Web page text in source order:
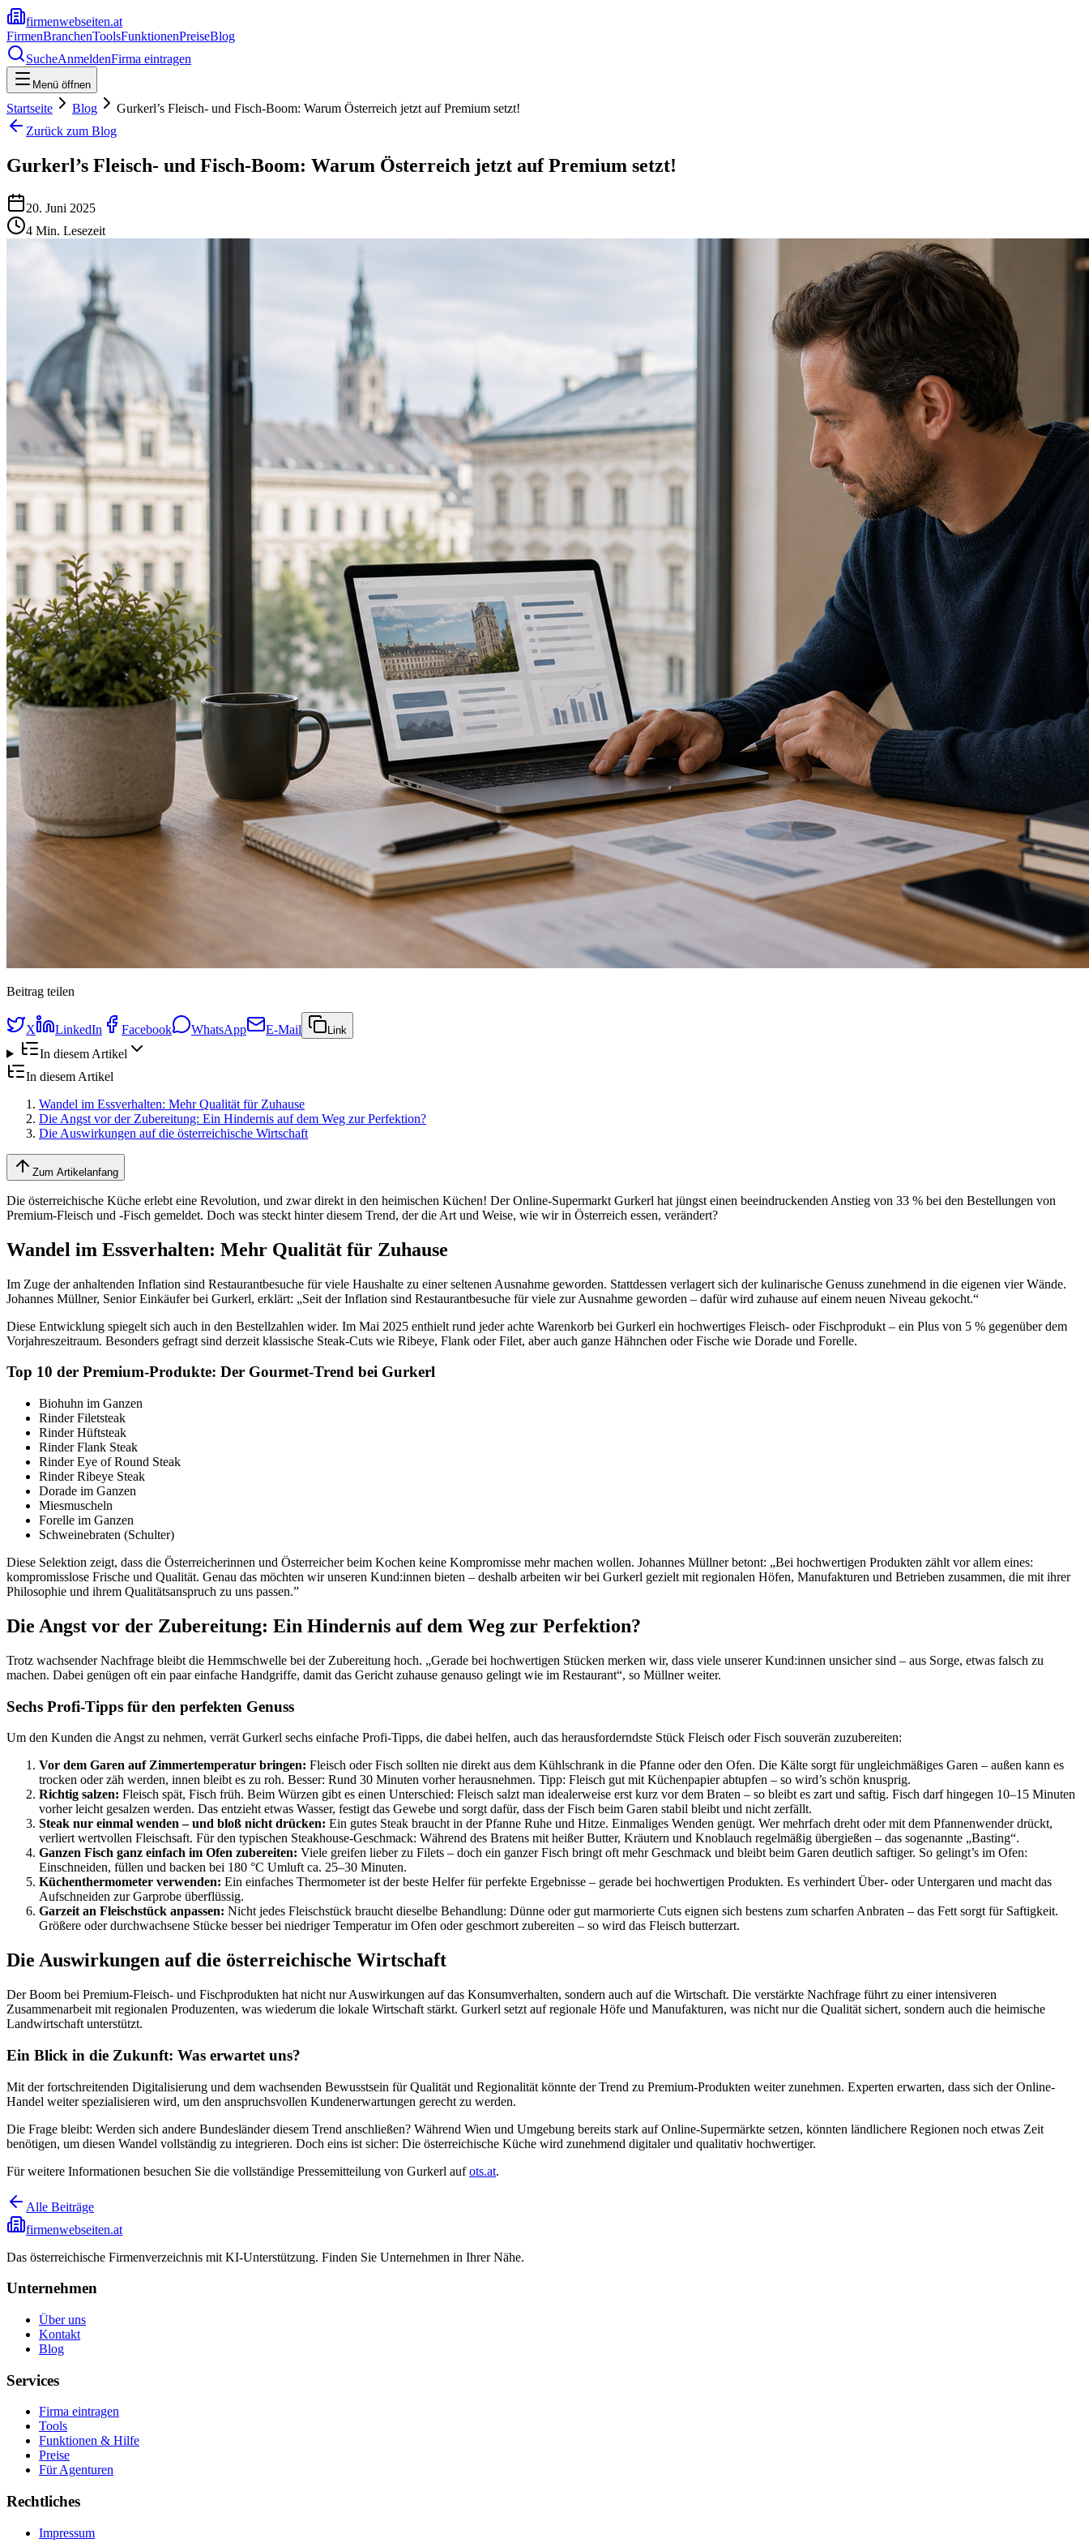
firmenwebseiten.at
FirmenBranchenToolsFunktionenPreiseBlog
SucheAnmeldenFirma eintragen
Menü öffnen
Startseite Blog
Gurkerl’s Fleisch- und Fisch-Boom: Warum Österreich jetzt auf Premium setzt!
Zurück zum Blog
Gurkerl’s Fleisch- und Fisch-Boom: Warum Österreich jetzt auf Premium setzt!
20. Juni 2025
4 Min. Lesezeit
Beitrag teilen
X LinkedIn Facebook WhatsApp E-Mail Link
In diesem Artikel
In diesem Artikel
Wandel im Essverhalten: Mehr Qualität für Zuhause
Die Angst vor der Zubereitung: Ein Hindernis auf dem Weg zur Perfektion?
Die Auswirkungen auf die österreichische Wirtschaft
Zum Artikelanfang
Die österreichische Küche erlebt eine Revolution, und zwar direkt in den heimischen Küchen! Der Online-Supermarkt Gurkerl hat jüngst einen beeindruckenden Anstieg von 33 % bei den Bestellungen von
Premium-Fleisch und -Fisch gemeldet. Doch was steckt hinter diesem Trend, der die Art und Weise, wie wir in Österreich essen, verändert?
Wandel im Essverhalten: Mehr Qualität für Zuhause
Im Zuge der anhaltenden Inflation sind Restaurantbesuche für viele Haushalte zu einer seltenen Ausnahme geworden. Stattdessen verlagert sich der kulinarische Genuss zunehmend in die eigenen vier Wände.
Johannes Müllner, Senior Einkäufer bei Gurkerl, erklärt: „Seit der Inflation sind Restaurantbesuche für viele zur Ausnahme geworden – dafür wird zuhause auf einem neuen Niveau gekocht.“
Diese Entwicklung spiegelt sich auch in den Bestellzahlen wider. Im Mai 2025 enthielt rund jeder achte Warenkorb bei Gurkerl ein hochwertiges Fleisch- oder Fischprodukt – ein Plus von 5 % gegenüber dem
Vorjahreszeitraum. Besonders gefragt sind derzeit klassische Steak-Cuts wie Ribeye, Flank oder Filet, aber auch ganze Hähnchen oder Fische wie Dorade und Forelle.
Top 10 der Premium-Produkte: Der Gourmet-Trend bei Gurkerl
Biohuhn im Ganzen
Rinder Filetsteak
Rinder Hüftsteak
Rinder Flank Steak
Rinder Eye of Round Steak
Rinder Ribeye Steak
Dorade im Ganzen
Miesmuscheln
Forelle im Ganzen
Schweinebraten (Schulter)
Diese Selektion zeigt, dass die Österreicherinnen und Österreicher beim Kochen keine Kompromisse mehr machen wollen. Johannes Müllner betont: „Bei hochwertigen Produkten zählt vor allem eines:
kompromisslose Frische und Qualität. Genau das möchten wir unseren Kund:innen bieten – deshalb arbeiten wir bei Gurkerl gezielt mit regionalen Höfen, Manufakturen und Betrieben zusammen, die mit ihrer
Philosophie und ihrem Qualitätsanspruch zu uns passen.”
Die Angst vor der Zubereitung: Ein Hindernis auf dem Weg zur Perfektion?
Trotz wachsender Nachfrage bleibt die Hemmschwelle bei der Zubereitung hoch. „Gerade bei hochwertigen Stücken merken wir, dass viele unserer Kund:innen unsicher sind – aus Sorge, etwas falsch zu
machen. Dabei genügen oft ein paar einfache Handgriffe, damit das Gericht zuhause genauso gelingt wie im Restaurant“, so Müllner weiter.
Sechs Profi-Tipps für den perfekten Genuss
Um den Kunden die Angst zu nehmen, verrät Gurkerl sechs einfache Profi-Tipps, die dabei helfen, auch das herausforderndste Stück Fleisch oder Fisch souverän zuzubereiten:
Vor dem Garen auf Zimmertemperatur bringen: Fleisch oder Fisch sollten nie direkt aus dem Kühlschrank in die Pfanne oder den Ofen. Die Kälte sorgt für ungleichmäßiges Garen – außen kann es
trocken oder zäh werden, innen bleibt es zu roh. Besser: Rund 30 Minuten vorher herausnehmen. Tipp: Fleisch gut mit Küchenpapier abtupfen – so wird’s schön knusprig.
Richtig salzen: Fleisch spät, Fisch früh. Beim Würzen gibt es einen Unterschied: Fleisch salzt man idealerweise erst kurz vor dem Braten – so bleibt es zart und saftig. Fisch darf hingegen 10–15 Minuten
vorher leicht gesalzen werden. Das entzieht etwas Wasser, festigt das Gewebe und sorgt dafür, dass der Fisch beim Garen stabil bleibt und nicht zerfällt.
Steak nur einmal wenden – und bloß nicht drücken: Ein gutes Steak braucht in der Pfanne Ruhe und Hitze. Einmaliges Wenden genügt. Wer mehrfach dreht oder mit dem Pfannenwender drückt,
verliert wertvollen Fleischsaft. Für den typischen Steakhouse-Geschmack: Während des Bratens mit heißer Butter, Kräutern und Knoblauch regelmäßig übergießen – das sogenannte „Basting“.
Ganzen Fisch ganz einfach im Ofen zubereiten: Viele greifen lieber zu Filets – doch ein ganzer Fisch bringt oft mehr Geschmack und bleibt beim Garen deutlich saftiger. So gelingt’s im Ofen:
Einschneiden, füllen und backen bei 180 °C Umluft ca. 25–30 Minuten.
Küchenthermometer verwenden: Ein einfaches Thermometer ist der beste Helfer für perfekte Ergebnisse – gerade bei hochwertigen Produkten. Es verhindert Über- oder Untergaren und macht das
Aufschneiden zur Garprobe überflüssig.
Garzeit an Fleischstück anpassen: Nicht jedes Fleischstück braucht dieselbe Behandlung: Dünne oder gut marmorierte Cuts eignen sich bestens zum scharfen Anbraten – das Fett sorgt für Saftigkeit.
Größere oder durchwachsene Stücke besser bei niedriger Temperatur im Ofen oder geschmort zubereiten – so wird das Fleisch butterzart.
Die Auswirkungen auf die österreichische Wirtschaft
Der Boom bei Premium-Fleisch- und Fischprodukten hat nicht nur Auswirkungen auf das Konsumverhalten, sondern auch auf die Wirtschaft. Die verstärkte Nachfrage führt zu einer intensiveren
Zusammenarbeit mit regionalen Produzenten, was wiederum die lokale Wirtschaft stärkt. Gurkerl setzt auf regionale Höfe und Manufakturen, was nicht nur die Qualität sichert, sondern auch die heimische
Landwirtschaft unterstützt.
Ein Blick in die Zukunft: Was erwartet uns?
Mit der fortschreitenden Digitalisierung und dem wachsenden Bewusstsein für Qualität und Regionalität könnte der Trend zu Premium-Produkten weiter zunehmen. Experten erwarten, dass sich der Online-
Handel weiter spezialisieren wird, um den anspruchsvollen Kundenerwartungen gerecht zu werden.
Die Frage bleibt: Werden sich andere Bundesländer diesem Trend anschließen? Während Wien und Umgebung bereits stark auf Online-Supermärkte setzen, könnten ländlichere Regionen noch etwas Zeit
benötigen, um diesen Wandel vollständig zu integrieren. Doch eins ist sicher: Die österreichische Küche wird zunehmend digitaler und qualitativ hochwertiger.
Für weitere Informationen besuchen Sie die vollständige Pressemitteilung von Gurkerl aufots.at.
Alle Beiträge
firmenwebseiten.at
Das österreichische Firmenverzeichnis mit KI-Unterstützung. Finden Sie Unternehmen in Ihrer Nähe.
Unternehmen
Über uns
Kontakt
Blog
Services
Firma eintragen
Tools
Funktionen & Hilfe
Preise
Für Agenturen
Rechtliches
Impressum